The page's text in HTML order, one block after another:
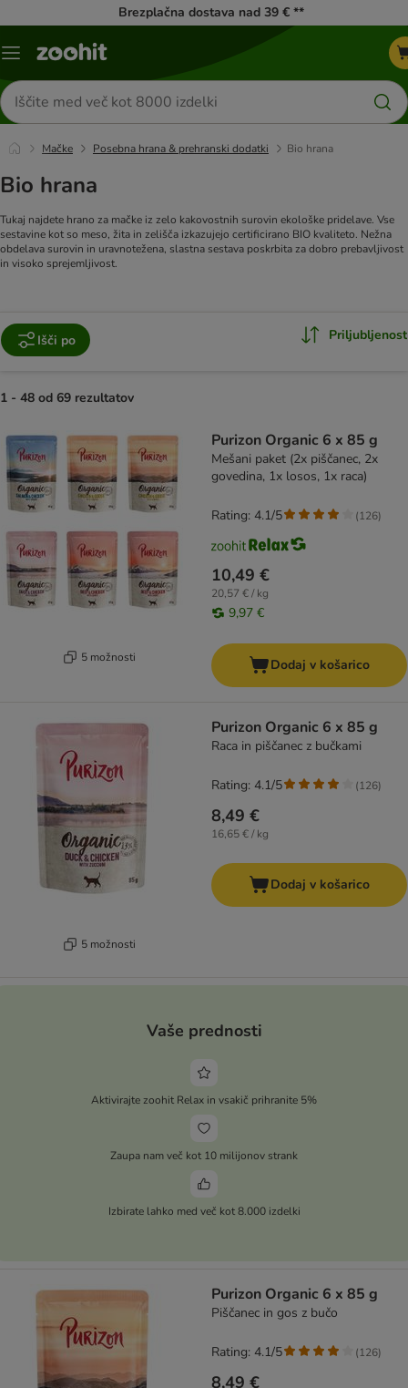
Brezplačna dostava nad 39 € **
Meni
Iskanje
izdelkov
Mačke Posebna hrana & prehranski dodatki Bio hrana
Bio hrana
Tukaj najdete hrano za mačke iz zelo kakovostnih surovin ekološke pridelave. Vse
sestavine kot so meso, žita in zelišča izkazujejo certificirano BIO kvaliteto. Nežna
obdelava surovin in uravnotežena, slastna sestava poskrbita za dobro prebavljivost
in visoko sprejemljivost.
Išči po Priljubljenost
1 - 48 od 69 rezultatov
5 možnosti
Purizon Organic 6 x 85 g
Mešani paket (2x piščanec, 2x
govedina, 1x losos, 1x raca)
10,49 €
20,57 € / kg
9,97 €
Rating: 4.1/5 (126)
Dodaj v košarico
5 možnosti
Purizon Organic 6 x 85 g
Raca in piščanec z bučkami
8,49 €
16,65 € / kg
Rating: 4.1/5 (126)
Dodaj v košarico
Vaše prednosti
Aktivirajte zoohit Relax in vsakič prihranite 5%
Zaupa nam več kot 10 milijonov strank
Izbirate lahko med več kot 8.000 izdelki
Purizon Organic 6 x 85 g
Piščanec in gos z bučo
8,49 €
Rating: 4.1/5 (126)